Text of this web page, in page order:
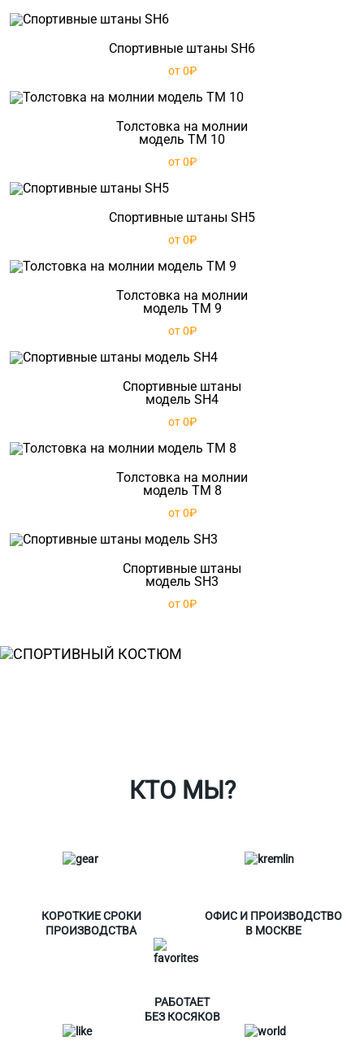
Спортивные штаны SH6
от 0₽
Толстовка на молнии
модель TM 10
от 0₽
Спортивные штаны SH5
от 0₽
Толстовка на молнии
модель TM 9
от 0₽
Спортивные штаны
модель SH4
от 0₽
Толстовка на молнии
модель TM 8
от 0₽
Спортивные штаны
модель SH3
от 0₽
СПОРТИВНЫЙ КОСТЮМ
КТО МЫ?
КОРОТКИЕ СРОКИ
ПРОИЗВОДСТВА
ОФИС И ПРОИЗВОДСТВО
В МОСКВЕ
РАБОТАЕТ
БЕЗ КОСЯКОВ